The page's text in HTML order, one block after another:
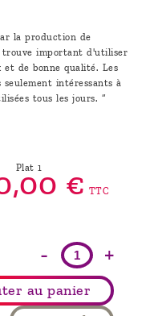
la production de
trouve important d'utiliser
et de bonne qualité. Les
intéressants à
tous les jours. “
Plat 1
00 € TTC
- +
au panier